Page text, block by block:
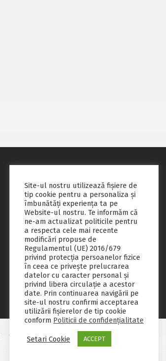
Consiliul local Servicii publice
Monitorul oficial local
Site-ul nostru utilizează fişiere de
tip cookie pentru a personaliza și
îmbunătăți experiența ta pe
Website-ul nostru. Te informăm că
ne-am actualizat politicile pentru
a respecta cele mai recente
modificări propuse de
Regulamentul (UE) 2016/679
privind protecția persoanelor fizice
în ceea ce privește prelucrarea
datelor cu caracter personal și
privind libera circulație a acestor
date. Prin continuarea navigării pe
site-ul nostru confirmi acceptarea
utilizării fişierelor de tip cookie
conform Politicii de confidențialitate
Setari Cookie ACCEPT